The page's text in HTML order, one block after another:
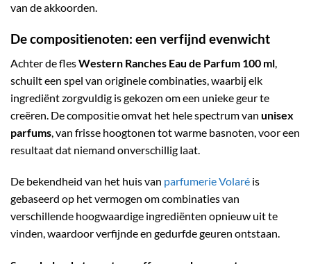
van de akkoorden.
De compositienoten: een verfijnd evenwicht
Achter de flesWestern Ranches Eau de Parfum 100 ml
schuilt een spel van originele combinaties, waarbij elk
ingrediënt zorgvuldig is gekozen om een unieke geur te
creëren. De compositie omvat het hele spectrum van unisex
parfums , van frisse hoogtonen tot warme basnoten, voor een
resultaat dat niemand onverschillig laat.
De bekendheid van het huis van parfumerie Volaré is
gebaseerd op het vermogen om combinaties van
verschillende hoogwaardige ingrediënten opnieuw uit te
vinden, waardoor verfijnde en gedurfde geuren ontstaan.